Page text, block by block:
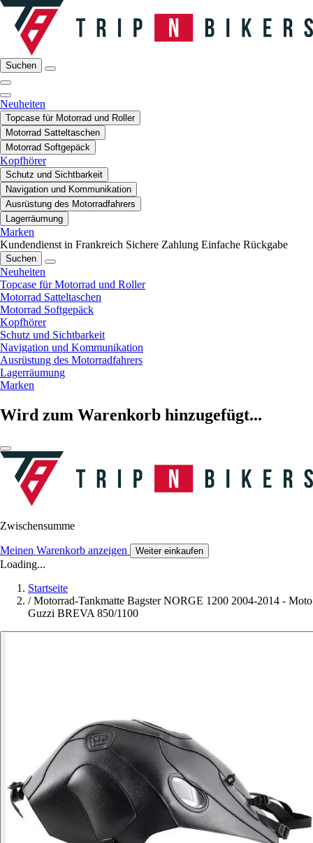
Suchen
Neuheiten
Topcase für Motorrad und Roller
Motorrad Satteltaschen
Motorrad Softgepäck
Kopfhörer
Schutz und Sichtbarkeit
Navigation und Kommunikation
Ausrüstung des Motorradfahrers
Lagerräumung
Marken
Kundendienst in Frankreich Sichere Zahlung Einfache Rückgabe
Suchen
Neuheiten
Topcase für Motorrad und Roller
Motorrad Satteltaschen
Motorrad Softgepäck
Kopfhörer
Schutz und Sichtbarkeit
Navigation und Kommunikation
Ausrüstung des Motorradfahrers
Lagerräumung
Marken
Wird zum Warenkorb hinzugefügt...
Zwischensumme
Meinen Warenkorb anzeigen Weiter einkaufen
Loading...
Startseite
/ Motorrad-Tankmatte Bagster NORGE 1200 2004-2014 - Moto
Guzzi BREVA 850/1100